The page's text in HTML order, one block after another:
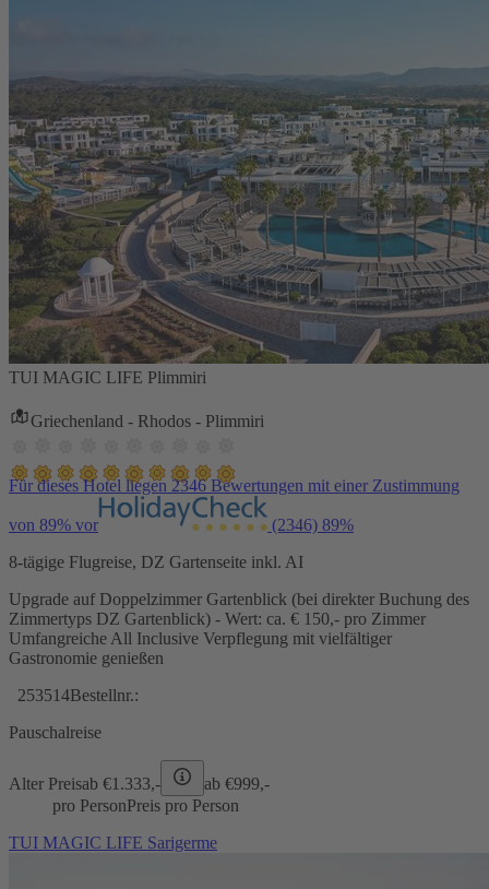
TUI MAGIC LIFE Plimmiri
Griechenland - Rhodos - Plimmiri
Für dieses Hotel liegen 2346 Bewertungen mit einer Zustimmung
von 89% vor (2346) 89%
8-tägige Flugreise, DZ Gartenseite inkl. AI
Upgrade auf Doppelzimmer Gartenblick (bei direkter Buchung des
Zimmertyps DZ Gartenblick) - Wert: ca. € 150,- pro Zimmer
Umfangreiche All Inclusive Verpflegung mit vielfältiger
Gastronomie genießen
253514Bestellnr.:
Pauschalreise
Alter Preisab €1.333,- ab €999,-
pro PersonPreis pro Person
TUI MAGIC LIFE Sarigerme